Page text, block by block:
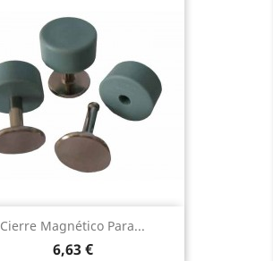
Cierre Magnético Para...
Precio
6,63 €